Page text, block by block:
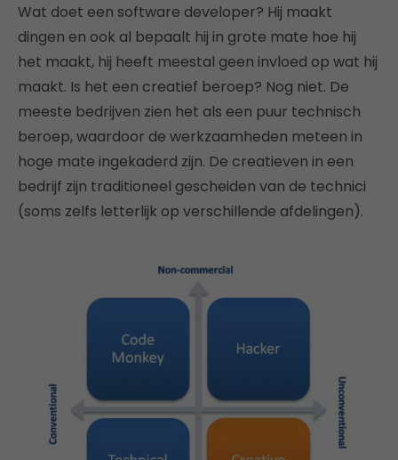
Wat doet een software developer? Hij maakt
dingen en ook al bepaalt hij in grote mate hoe hij
het maakt, hij heeft meestal geen invloed op wat hij
maakt. Is het een creatief beroep? Nog niet. De
meeste bedrijven zien het als een puur technisch
beroep, waardoor de werkzaamheden meteen in
hoge mate ingekaderd zijn. De creatieven in een
bedrijf zijn traditioneel gescheiden van de technici
(soms zelfs letterlijk op verschillende afdelingen).